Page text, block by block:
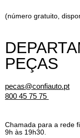
(número gratuito,
PEÇAS
pecas@confiauto.pt
800 45 75 75
Chamada para a rede
9h às 19h30.